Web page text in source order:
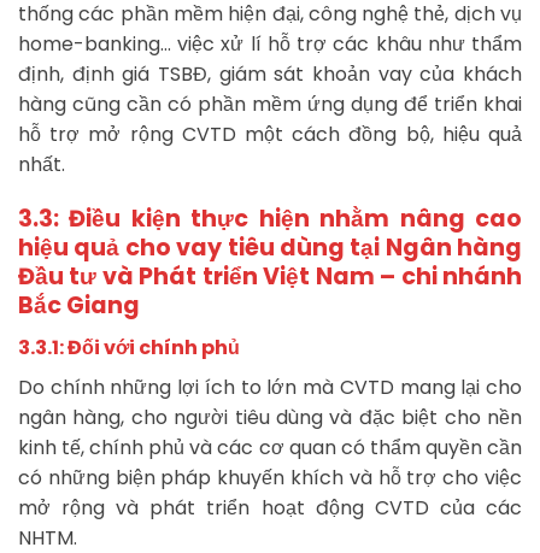
thống các phần mềm hiện đại, công nghệ thẻ, dịch vụ
home-banking… việc xử lí hỗ trợ các khâu như thẩm
định, định giá TSBĐ, giám sát khoản vay của khách
hàng cũng cần có phần mềm ứng dụng để triển khai
hỗ trợ mở rộng CVTD một cách đồng bộ, hiệu quả
nhất.
3.3: Điều kiện thực hiện nhằm nâng cao
hiệu quả cho vay tiêu dùng tại Ngân hàng
Đầu tư và Phát triển Việt Nam – chi nhánh
Bắc Giang
3.3.1: Đối với chính phủ
Do chính những lợi ích to lớn mà CVTD mang lại cho
ngân hàng, cho người tiêu dùng và đặc biệt cho nền
kinh tế, chính phủ và các cơ quan có thẩm quyền cần
có những biện pháp khuyến khích và hỗ trợ cho việc
mở rộng và phát triển hoạt động CVTD của các
NHTM.